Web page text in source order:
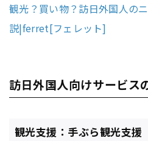
観光？買い物？訪日外国人の
説|ferret[フェレット]
訪日外国人向けサービス
観光支援：手ぶら観光支援